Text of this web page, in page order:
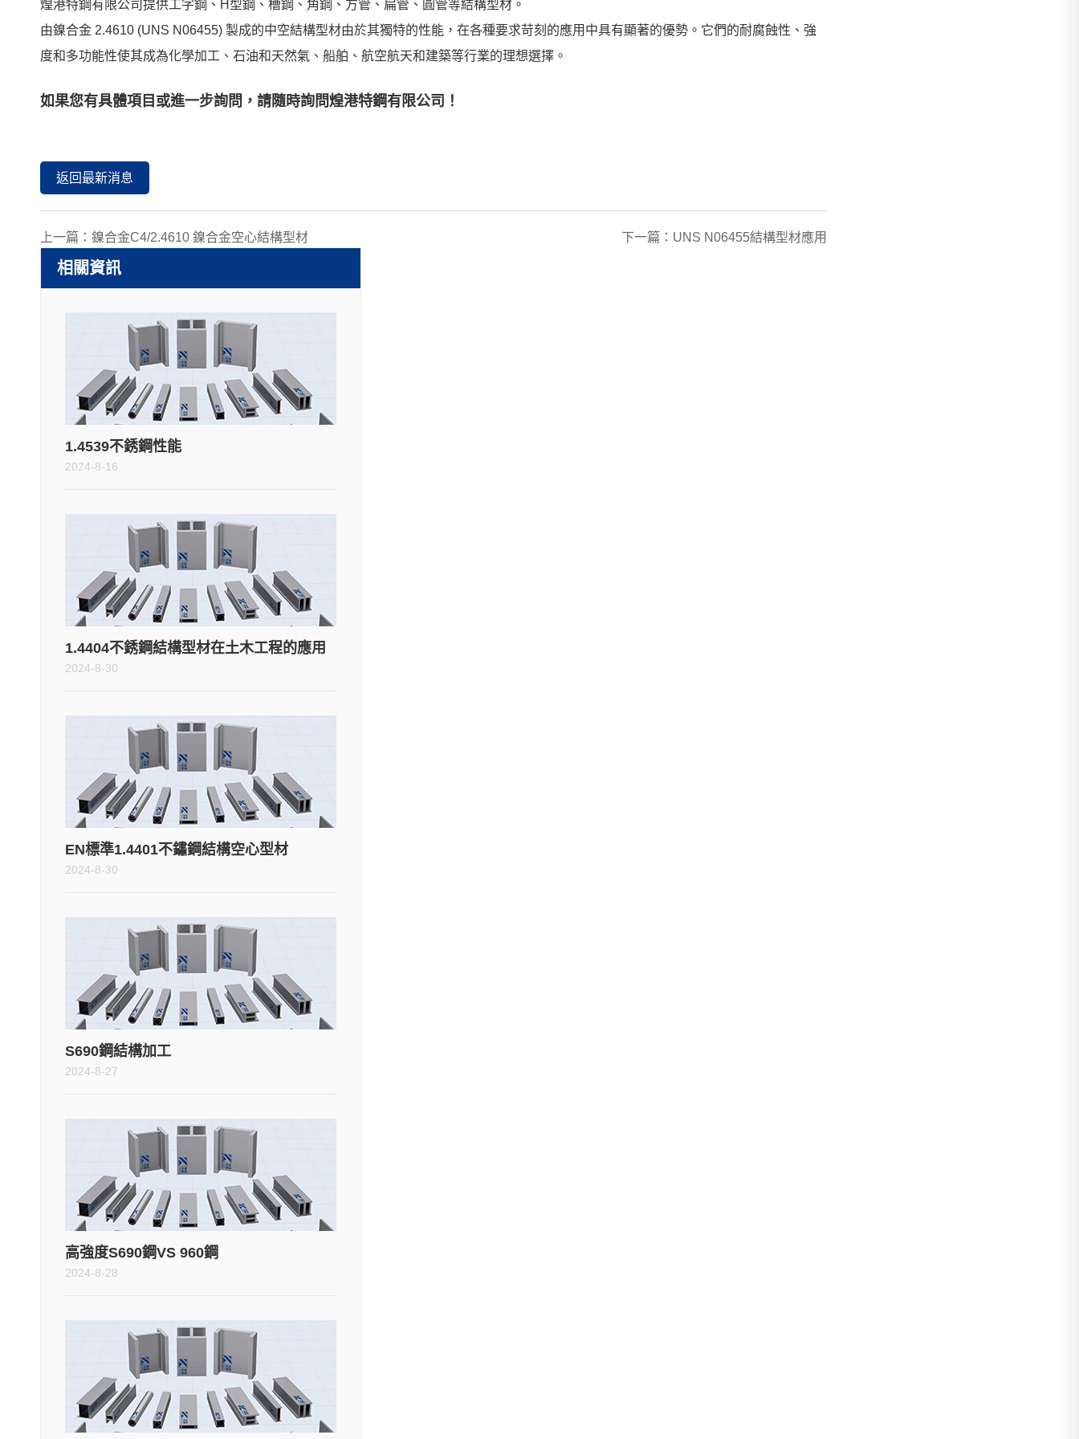
煌港特鋼有限公司提供工字鋼、H型鋼、槽鋼、角鋼、方管、扁管、圓管等結構型材。
由鎳合金 2.4610 (UNS N06455) 製成的中空結構型材由於其獨特的性能，在各種要求苛刻的應用中具有顯著的優勢。它們的耐腐蝕性、強
度和多功能性使其成為化學加工、石油和天然氣、船舶、航空航天和建築等行業的理想選擇。
如果您有具體項目或進一步詢問，請隨時詢問煌港特鋼有限公司 ！
返回最新消息
上一篇： 鎳合金C4/2.4610 鎳合金空心結構型材 下一篇： UNS N06455結構型材應用
相關資訊
1.4539不銹鋼性能
2024-8-16
1.4404不銹鋼結構型材在土木工程的應用
2024-8-30
EN標準1.4401不鏽鋼結構空心型材
2024-8-30
S690鋼結構加工
2024-8-27
高強度S690鋼VS 960鋼
2024-8-28